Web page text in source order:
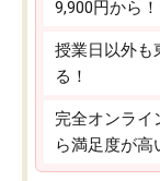
9,900円から！
授業日以外も
る！
完全オンライ
ら満足度が高